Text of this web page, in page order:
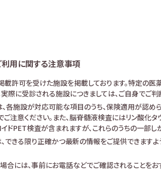
利用に関する注意事項
掲載許可を受けた施設を掲載しております。特定の
際に受診される施設につきましては、ご自身でご判
各施設が対応可能な項目のうち、保険適用が認め
注意ください。また、脳脊髄液検査にはリン酸化
ドPET検査が含まれますが、これらのうちの一部し
できる限り正確かつ最新の情報をご提供できます
合には、事前にお電話などでご確認されることを